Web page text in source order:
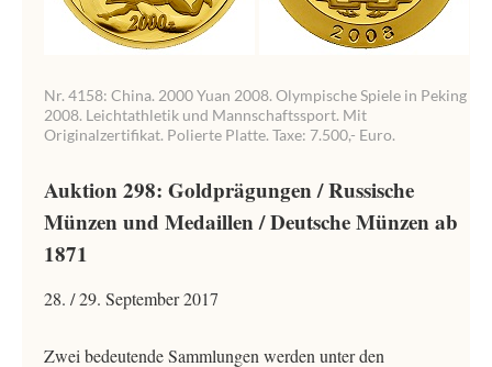
Nr. 4158: China. 2000 Yuan 2008. Olympische Spiele in Peking
2008. Leichtathletik und Mannschaftssport. Mit
Originalzertifikat. Polierte Platte. Taxe: 7.500,- Euro.
Auktion 298: Goldprägungen / Russische
Münzen und Medaillen / Deutsche Münzen ab
1871
28. / 29. September 2017
Zwei bedeutende Sammlungen werden unter den